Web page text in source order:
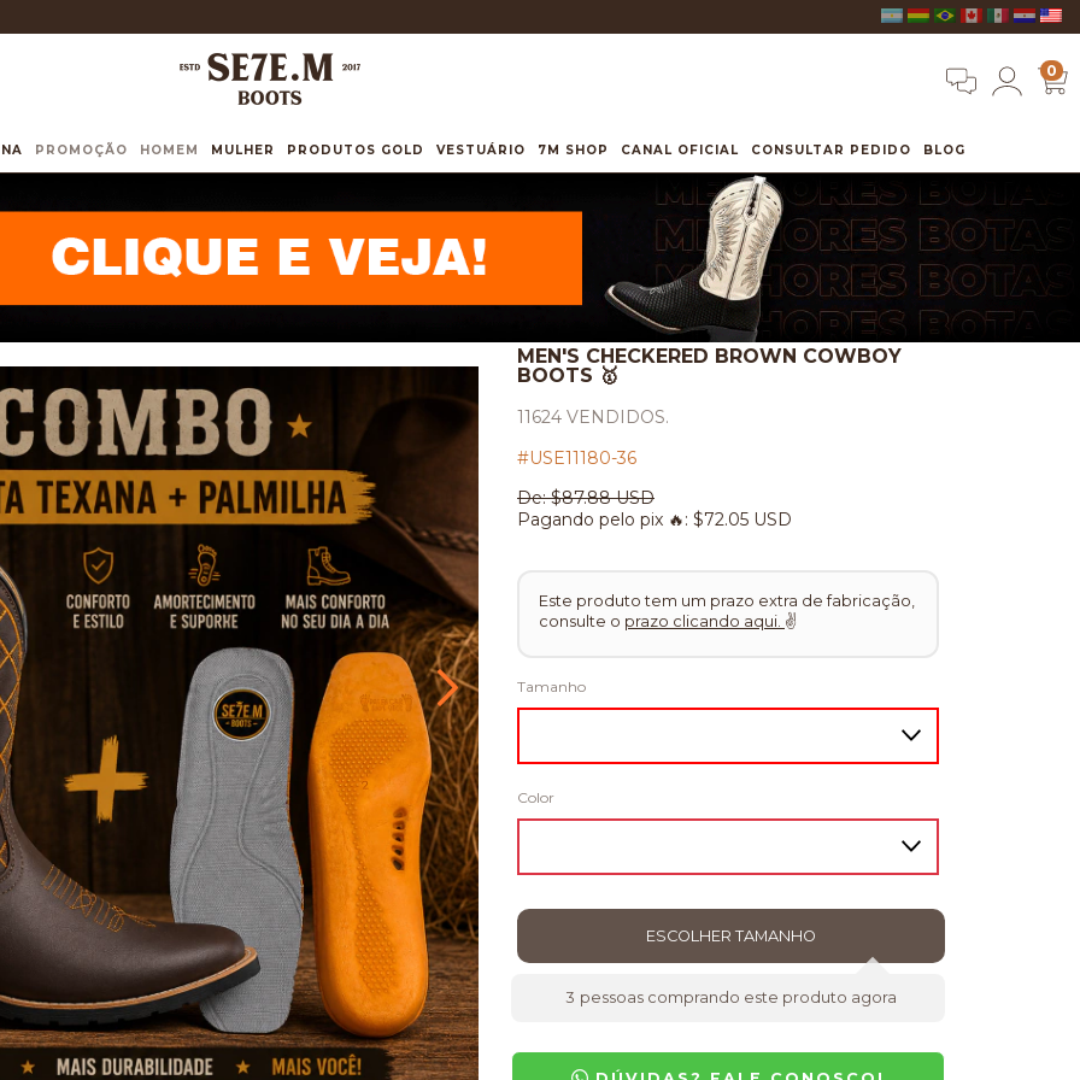
0
PROMOÇÃO HOMEM MULHER PRODUTOS GOLD VESTUÁRIO 7M SHOP CANAL OFICIAL CONSULTAR PEDIDO BLOG
MEN'S CHECKERED BROWN COWBOY
BOOTS 🥇
11624 VENDIDOS.
#USE11180-36
De:$87.88 USD
Pagando pelo pix 🔥: $72.05 USD
Este produto tem um prazo extra de fabricação,
consulte o prazo clicando aqui. ✌
Tamanho
Color
3 pessoas comprando este produto agora